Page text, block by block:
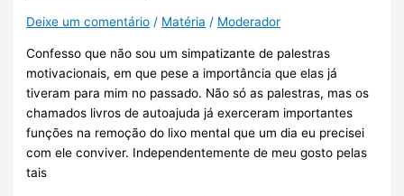
Deixe um comentário / Matéria / Moderador
Confesso que não sou um simpatizante de palestras
motivacionais, em que pese a importância que elas já
tiveram para mim no passado. Não só as palestras, mas os
chamados livros de autoajuda já exerceram importantes
funções na remoção do lixo mental que um dia eu precisei
com ele conviver. Independentemente de meu gosto pelas
tais